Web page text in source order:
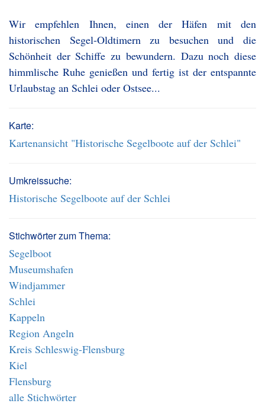
Wir empfehlen Ihnen, einen der Häfen mit den
historischen Segel-Oldtimern zu besuchen und die
Schönheit der Schiffe zu bewundern. Dazu noch diese
himmlische Ruhe genießen und fertig ist der entspannte
Urlaubstag an Schlei oder Ostsee...
Karte:
Kartenansicht "Historische Segelboote auf der Schlei"
Umkreissuche:
Historische Segelboote auf der Schlei
Stichwörter zum Thema:
Segelboot
Museumshafen
Windjammer
Schlei
Kappeln
Region Angeln
Kreis Schleswig-Flensburg
Kiel
Flensburg
alle Stichwörter